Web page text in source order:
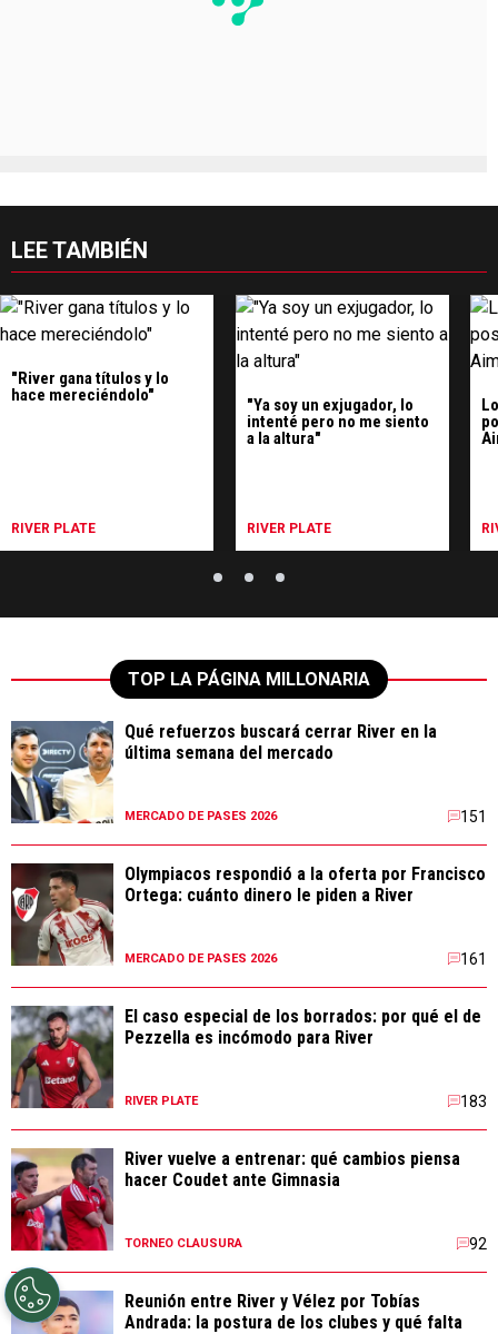
LEE TAMBIÉN
"River gana títulos y lo
hace mereciéndolo"
RIVER PLATE
"Ya soy un exjugador, lo
intenté pero no me siento
a la altura"
RIVER PLATE
TOP LA PÁGINA MILLONARIA
Qué refuerzos buscará cerrar River en la
última semana del mercado
MERCADO DE PASES 2026 151
Olympiacos respondió a la oferta por Francisco
Ortega: cuánto dinero le piden a River
MERCADO DE PASES 2026 161
El caso especial de los borrados: por qué el de
Pezzella es incómodo para River
RIVER PLATE 183
River vuelve a entrenar: qué cambios piensa
hacer Coudet ante Gimnasia
TORNEO CLAUSURA 92
Reunión entre River y Vélez por Tobías
Andrada: la postura de los clubes y qué falta